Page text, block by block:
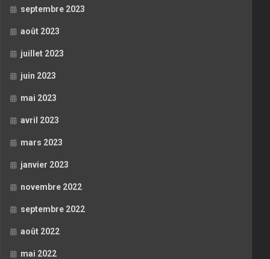
septembre 2023
août 2023
juillet 2023
juin 2023
mai 2023
avril 2023
mars 2023
janvier 2023
novembre 2022
septembre 2022
août 2022
mai 2022